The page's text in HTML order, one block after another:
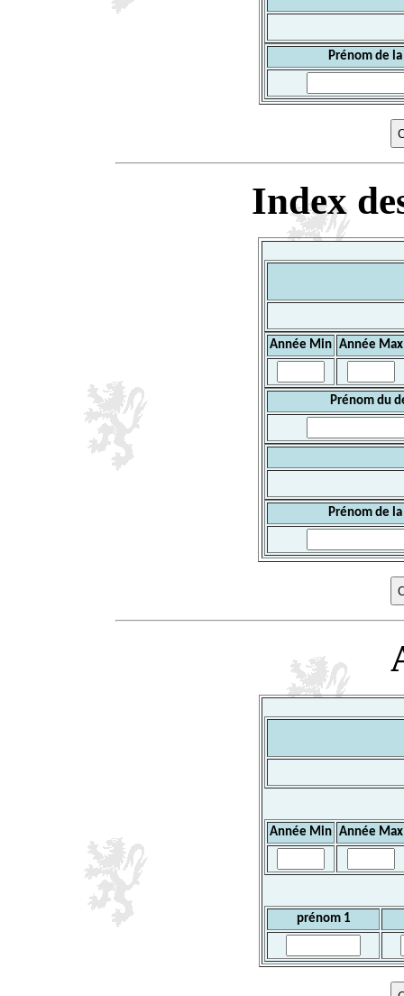
Prénom de
Index
Année Min Année Max
Prénom du
Prénom de
Année Min Année Max
prénom 1